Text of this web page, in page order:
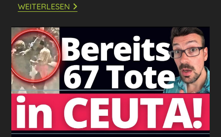
WEITERLESENDAS
WAR
KLAR!
SIND
SIE
AUF
DEM
FESTLAND!